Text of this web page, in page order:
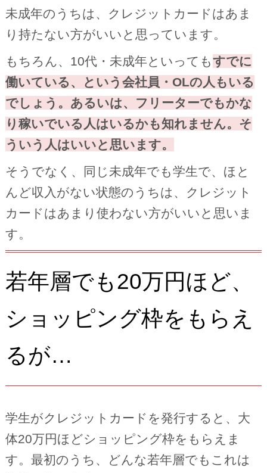
未成年のうちは、クレジットカードはあま
り持たない方がいいと思っています。
もちろん、10代・未成年といってもすでに
働いている、という会社員・OLの人もいる
でしょう。あるいは、フリーターでもかな
り稼いでいる人はいるかも知れません。そ
ういう人はいいと思います。
そうでなく、同じ未成年でも学生で、ほと
んど収入がない状態のうちは、クレジット
カードはあまり使わない方がいいと思いま
す。
若年層でも20万円ほど、
ショッピング枠をもらえ
るが…
学生がクレジットカードを発行すると、大
体20万円ほどショッピング枠をもらえま
す。最初のうち、どんな若年層でもこれは